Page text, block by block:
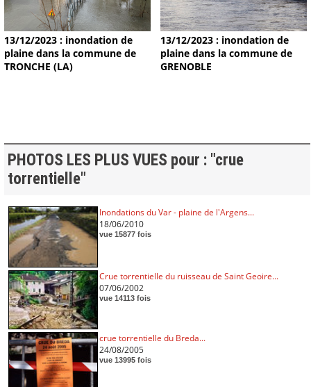
13/12/2023 : inondation de
plaine dans la commune de
TRONCHE (LA)
13/12/2023 : inondation de
plaine dans la commune de
GRENOBLE
PHOTOS LES PLUS VUES pour : "crue
torrentielle"
Inondations du Var - plaine de l'Argens...
18/06/2010
vue 15877 fois
Crue torrentielle du ruisseau de Saint Geoire...
07/06/2002
vue 14113 fois
crue torrentielle du Breda...
24/08/2005
vue 13995 fois